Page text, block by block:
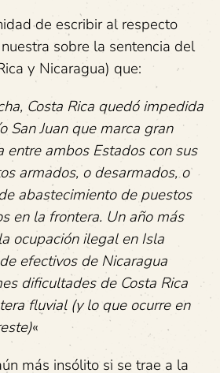
de escribir al respecto
nuestra sobre la sentencia del
y Nicaragua) que:
Costa Rica quedó impedida
San Juan que marca gran
entre ambos Estados con sus
armados, o desarmados, o
abastecimiento de puestos
en la frontera. Un año más
ocupación ilegal en Isla
efectivos de Nicaragua
dificultades de Costa Rica
fluvial (y lo que ocurre en
«
más insólito si se trae a la